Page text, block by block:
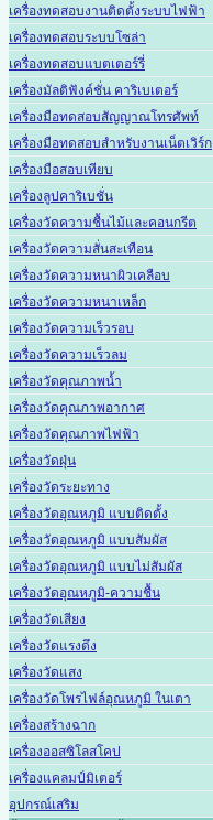
เครื่องทดสอบงานติดตั้งระบบไฟฟ้า
เครื่องทดสอบระบบโซล่า
เครื่องทดสอบแบตเตอร์รี่
เครื่องมัลติฟังค์ชั่น คาริเบเตอร์
เครื่องมือทดสอบสัญญาณโทรศัพท์
เครื่องมือทดสอบสำหรับงานเน็ตเวิร์ก
เครื่องมือสอบเทียบ
เครื่องลูปคาริเบชั่น
เครื่องวัดความชื้นไม้และคอนกรีต
เครื่องวัดความสั่นสะเทือน
เครื่องวัดความหนาผิวเคลือบ
เครื่องวัดความหนาเหล็ก
เครื่องวัดความเร็วรอบ
เครื่องวัดความเร็วลม
เครื่องวัดคุณภาพน้ำ
เครื่องวัดคุณภาพอากาศ
เครื่องวัดคุณภาพไฟฟ้า
เครื่องวัดฝุ่น
เครื่องวัดระยะทาง
เครื่องวัดอุณหภูมิ แบบติดตั้ง
เครื่องวัดอุณหภูมิ แบบสัมผัส
เครื่องวัดอุณหภูมิ แบบไม่สัมผัส
เครื่องวัดอุณหภูมิ-ความชื้น
เครื่องวัดเสียง
เครื่องวัดแรงดึง
เครื่องวัดแสง
เครื่องวัดโพรไฟล์อุณหภูมิ ในเตา
เครื่องสร้างฉาก
เครื่องออสซิโลสโคป
เครื่องแคลมป์มิเตอร์
อุปกรณ์เสริม